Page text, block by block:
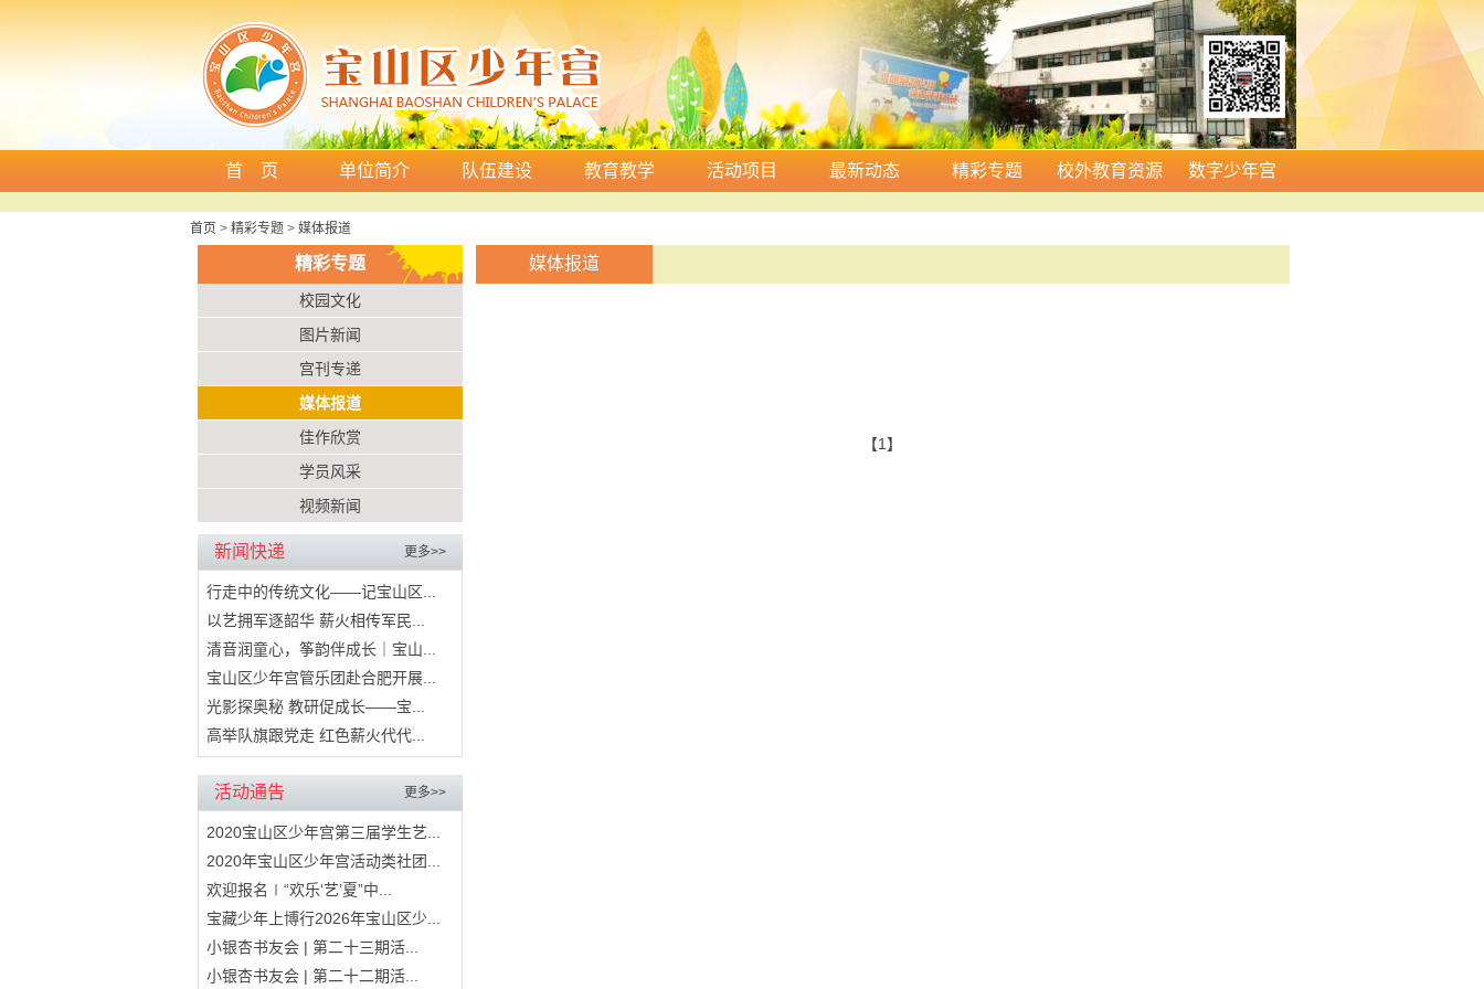
首 页 单位简介 队伍建设 教育教学 活动项目 最新动态 精彩专题 校外教育资源 数字少年宫
首页 > 精彩专题 > 媒体报道
精彩专题
校园文化
图片新闻
宫刊专递
媒体报道
佳作欣赏
学员风采
视频新闻
新闻快递 更多>>
行走中的传统文化——记宝山区...
以艺拥军逐韶华 薪火相传军民...
清音润童心，筝韵伴成长｜宝山...
宝山区少年宫管乐团赴合肥开展...
光影探奥秘 教研促成长——宝...
高举队旗跟党走 红色薪火代代...
活动通告 更多>>
2020宝山区少年宫第三届学生艺...
2020年宝山区少年宫活动类社团...
欢迎报名∣“欢乐‘艺’夏”中...
宝藏少年上博行2026年宝山区少...
小银杏书友会 | 第二十三期活...
小银杏书友会 | 第二十二期活...
媒体报道
【1】